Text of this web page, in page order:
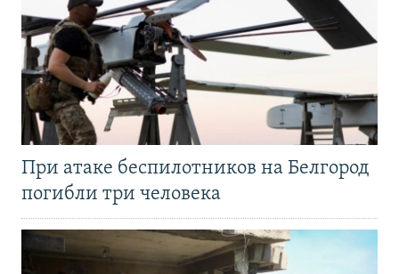
При атаке беспилотников на Белгород
погибли три человека